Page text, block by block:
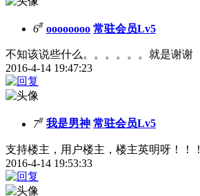
6# oooooooo 常驻会员Lv5
不知该说些什么。。。。。。就是谢谢
2016-4-14 19:47:23
7# 我是男神 常驻会员Lv5
支持楼主，用户楼主，楼主英明呀！！！
2016-4-14 19:53:33